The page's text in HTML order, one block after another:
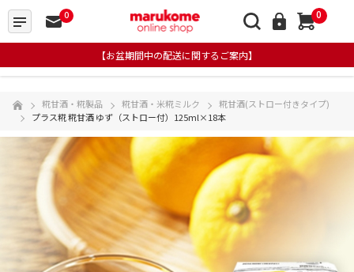
0 0
【お盆期間中の配送に関するご案内】
糀甘酒・糀製品 糀甘酒・米糀ミルク
糀甘酒(ストロー付きタイプ)
プラス糀 糀甘酒 ゆず（ストロー付）125ml×18本